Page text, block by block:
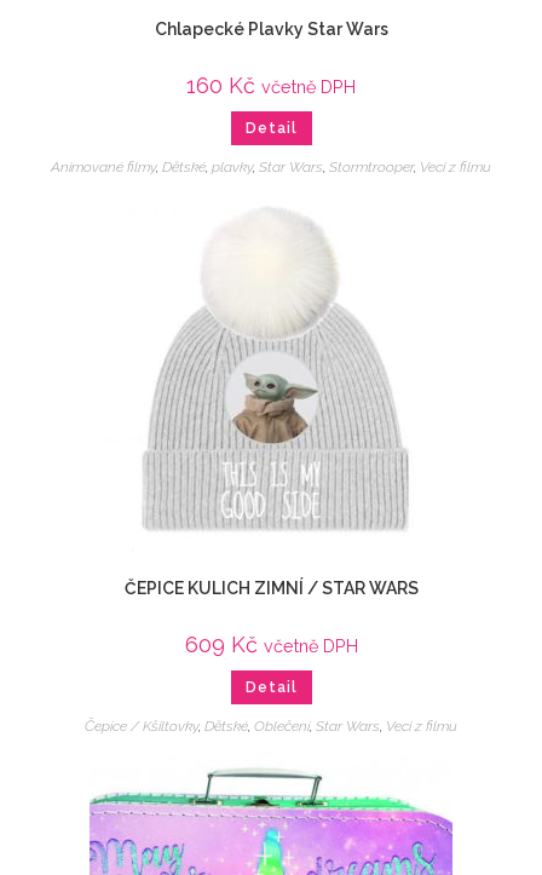
Chlapecké Plavky Star Wars
160 Kč včetně DPH
Detail
Animované filmy, Dětské plavky, Star Wars Stormtrooper, Veci z filmu
ČEPICE KULICH ZIMNÍ / STAR WARS
609 Kč včetně DPH
Detail
Čepice / Kšiltovky, Dětské, Oblečení, Star Wars, Veci z filmu